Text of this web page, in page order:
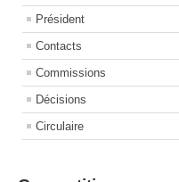
Président
Contacts
Commissions
Décisions
Circulaire